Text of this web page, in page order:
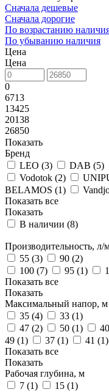
Сначала дешевые
Сначала дорогие
По возрастанию
По убыванию наличия
Цена
Цена
0
6713
13425
20138
26850
Показать
Бренд
LEO (3) DAB (5)
Vodotok (2)
BELAMOS (1)
Показать все
Показать
В наличии (8)
Производительность, л/
55 (3) 90 (2)
100 (7) 95 (1)
Показать все
Показать
Максимальный напор, м
35 (4) 33 (1)
47 (2) 50 (1)
49 (1) 37 (1) 41 (1)
Показать все
Показать
Рабочая глубина, м
7 (1) 15 (1)